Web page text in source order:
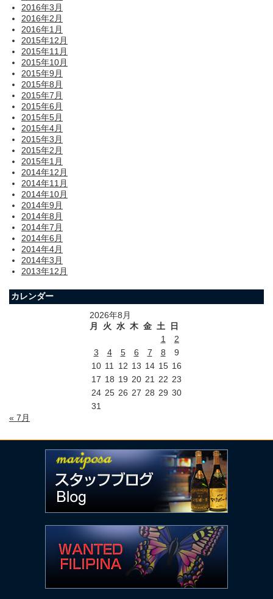
2016年3月
2016年2月
2016年1月
2015年12月
2015年11月
2015年10月
2015年9月
2015年8月
2015年7月
2015年6月
2015年5月
2015年4月
2015年3月
2015年2月
2015年1月
2014年12月
2014年11月
2014年10月
2014年9月
2014年8月
2014年7月
2014年6月
2014年4月
2014年3月
2013年12月
カレンダー
2026年8月
月
火 水 木 金 土
日
1
2
3
4 5 6 7 8
9
10 11 12 13 14 15 16
17 18 19 20 21 22 23
24 25 26 27 28 29 30
31
« 7月